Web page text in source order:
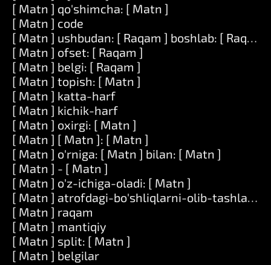
[ Matn ] qo'shimcha: [ Matn ]
[ Matn ] code
[ Matn ] ushbudan: [ Raqam ] boshlab: [ Raqam ]
[ Matn ] ofset: [ Raqam ]
[ Matn ] belgi: [ Raqam ]
[ Matn ] topish: [ Matn ]
[ Matn ] katta-harf
[ Matn ] kichik-harf
[ Matn ] oxirgi: [ Matn ]
[ Matn ] [ Matn ]: [ Matn ]
[ Matn ] o'rniga: [ Matn ] bilan: [ Matn ]
[ Matn ] - [ Matn ]
[ Matn ] o'z-ichiga-oladi: [ Matn ]
[ Matn ] atrofdagi-bo'shliqlarni-olib-tashlang
[ Matn ] raqam
[ Matn ] mantiqiy
[ Matn ] split: [ Matn ]
[ Matn ] belgilar